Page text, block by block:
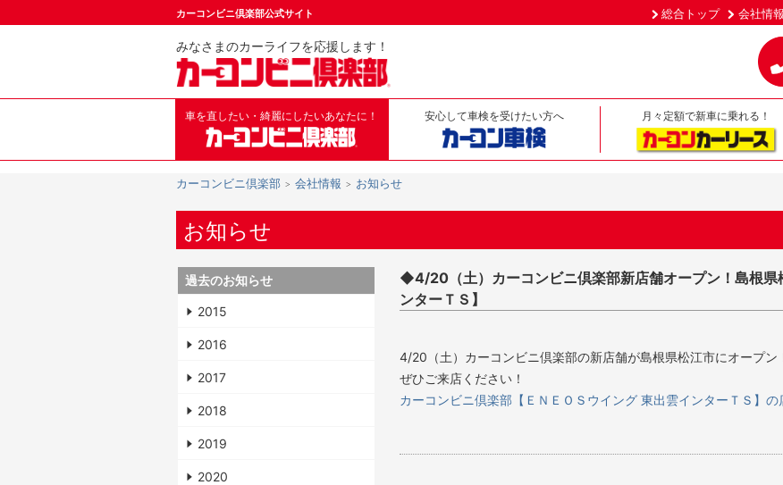
カーコンビニ倶楽部公式サイト 総合トップ 会社情報
みなさまのカーライフを応援します！
車を直したい・綺麗にしたいあなたに！ 安心して車検を受けたい方へ 月々定額で新車に乗れる！
カーコンビニ倶楽部 会社情報 お知らせ
お知らせ
◆4/20（土）カーコンビニ倶楽部新店舗オープン！島根県
ンターＴＳ】
4/20（土）カーコンビニ倶楽部の新店舗が島根県松江市にオープン
ぜひご来店ください！
カーコンビニ倶楽部【ＥＮＥＯＳウイング 東出雲インターＴＳ】の
過去のお知らせ
2015
2016
2017
2018
2019
2020